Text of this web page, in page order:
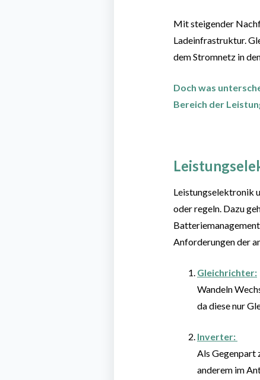
Mit steigender
Ladeinfrastruktur.
dem Stromnetz in
Doch was
Bereich der
Leistungselektronik
oder regeln. Dazu
Anforderungen der
Gleichrichter:
Wandeln
da diese nur
Inverter:
Als Gegenpart
anderem im